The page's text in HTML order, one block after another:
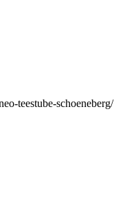
teestube-schoeneberg/